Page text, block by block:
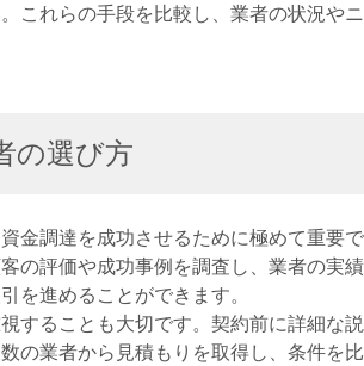
これらの手段を比較し、業者の状況や
の選び方
金調達を成功させるために極めて重要
の評価や成功事例を調査し、業者の実
を進めることができます。
することも大切です。契約前に詳細な
の業者から見積もりを取得し、条件を